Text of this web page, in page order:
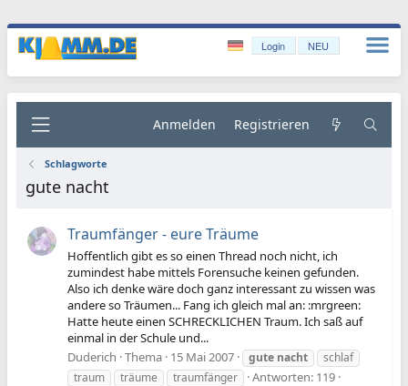
Login NEU
Anmelden Registrieren
Schlagworte
gute nacht
Traumfänger - eure Träume
Hoffentlich gibt es so einen Thread noch nicht, ich
zumindest habe mittels Forensuche keinen gefunden.
Also ich denke wäre doch ganz interessant zu wissen was
andere so Träumen... Fang ich gleich mal an: :mrgreen:
Hatte heute einen SCHRECKLICHEN Traum. Ich saß auf
einmal in der Schule und...
Duderich Thema 15 Mai 2007 gute nacht
schlaf
traum
träume traumfänger
Antworten: 119